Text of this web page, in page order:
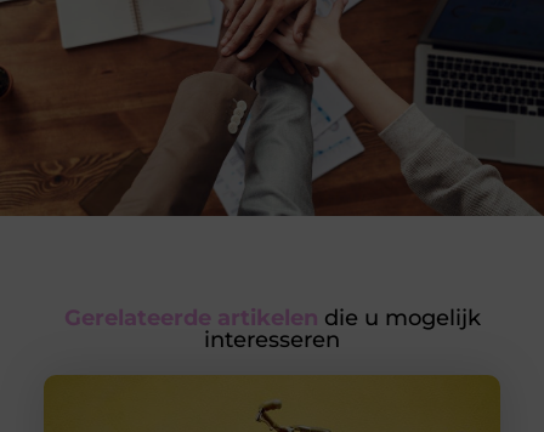
Gerelateerde artikelen die u mogelijk
interesseren